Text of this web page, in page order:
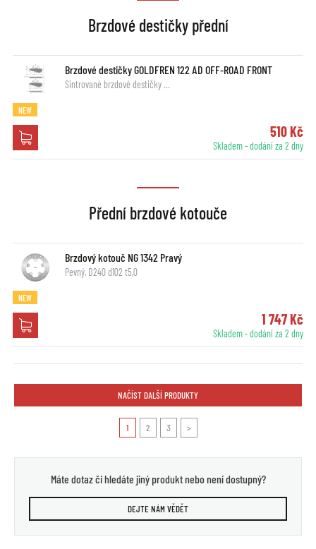
Brzdové destičky přední
Brzdové destičky GOLDFREN 122 AD OFF-ROAD FRONT
Sintrované brzdové destičky …
NEW
510 Kč
Skladem - dodání za 2 dny
Přední brzdové kotouče
Brzdový kotouč NG 1342 Pravý
Pevný, D240 d102 t5,0
NEW
1 747 Kč
Skladem - dodání za 2 dny
NAČÍST DALŠÍ PRODUKTY
1 2 3 >
Máte dotaz či hledáte jiný produkt nebo není dostupný?
DEJTE NÁM VĚDĚT